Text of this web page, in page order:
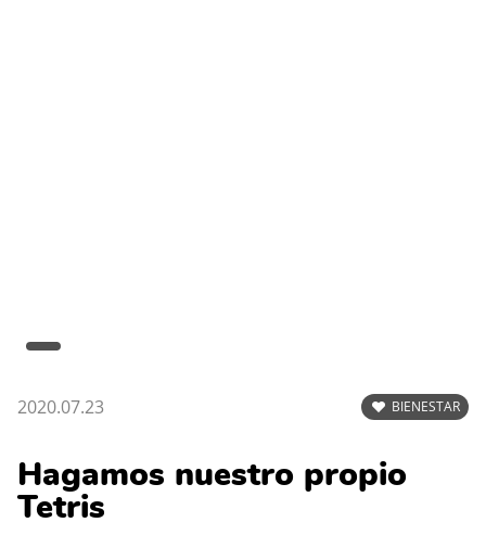
2020.07.23 BIENESTAR
Hagamos nuestro propio
Tetris